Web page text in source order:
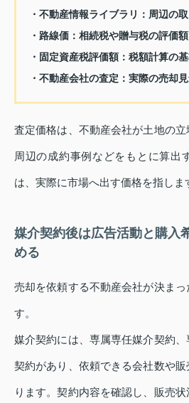
・不動産情報ライブラリ：周辺の
・路線価：相続税や贈与税の評価額
・固定資産税評価額：税額計算の
・不動産会社の査定：実際の売却
査定価格は、不動産会社が土地の立
周辺の成約事例などをもとに算出
は、実際に市場へ出す価格を指しま
媒介契約後は広告活動と購入
める
売却を依頼する不動産会社が決ま
す。
媒介契約には、専属専任媒介契約
契約があり、依頼できる会社数や
ります。契約内容を確認し、販売